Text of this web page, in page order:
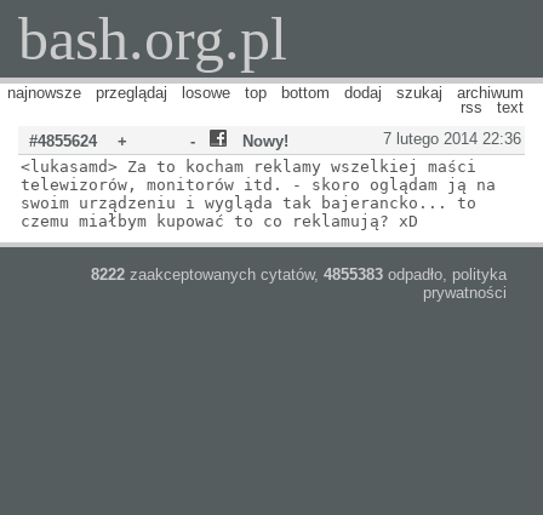
bash.org.pl
najnowsze przeglądaj losowe top bottom dodaj szukaj
archiwum
rss
text
7 lutego 2014 22:36
#4855624 + -
Nowy!
<lukasamd> Za to kocham reklamy wszelkiej maści
telewizorów, monitorów itd. - skoro oglądam ją na
swoim urządzeniu i wygląda tak bajerancko... to
czemu miałbym kupować to co reklamują? xD
8222 zaakceptowanych cytatów, 4855383 odpadło, polityka
prywatności